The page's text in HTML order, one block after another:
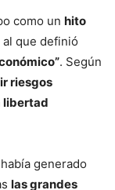
como un hito
al que definió
. Según
riesgos
libertad
generado
las grandes